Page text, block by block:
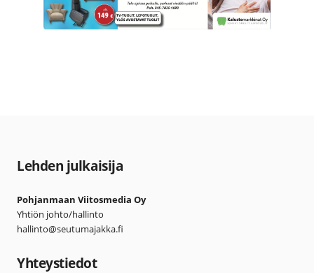
Lehden julkaisija
Pohjanmaan Viitosmedia Oy
Yhtiön johto/hallinto
hallinto@seutumajakka.fi
Yhteystiedot